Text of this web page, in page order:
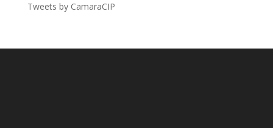
Tweets by CamaraCIP